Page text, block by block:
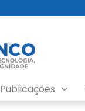
Publicações